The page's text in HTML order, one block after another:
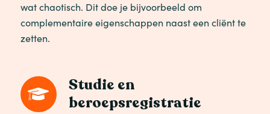
wat chaotisch. Dit doe je bijvoorbeeld om
complementaire eigenschappen naast een cliënt te
zetten.
Studie en
beroepsregistratie